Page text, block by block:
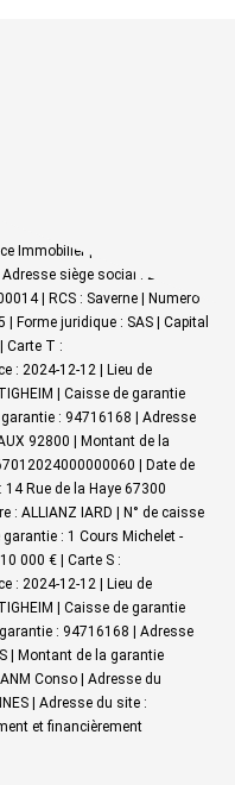
Immobilier | Raison
siège social : 27 Grand
| RCS : Saverne | Numero
Forme juridique : SAS | Capital
Carte T :
: 2024-12-12 | Lieu de
| Caisse de garantie
garantie : 94716168 | Adresse
92800 | Montant de la
| Date de
Rue de la Haye 67300
: ALLIANZ IARD | N° de caisse
: 1 Cours Michelet -
000 € | Carte S :
: 2024-12-12 | Lieu de
| Caisse de garantie
: 94716168 | Adresse
| Montant de la garantie
Conso | Adresse du
| Adresse du site :
et financièrement